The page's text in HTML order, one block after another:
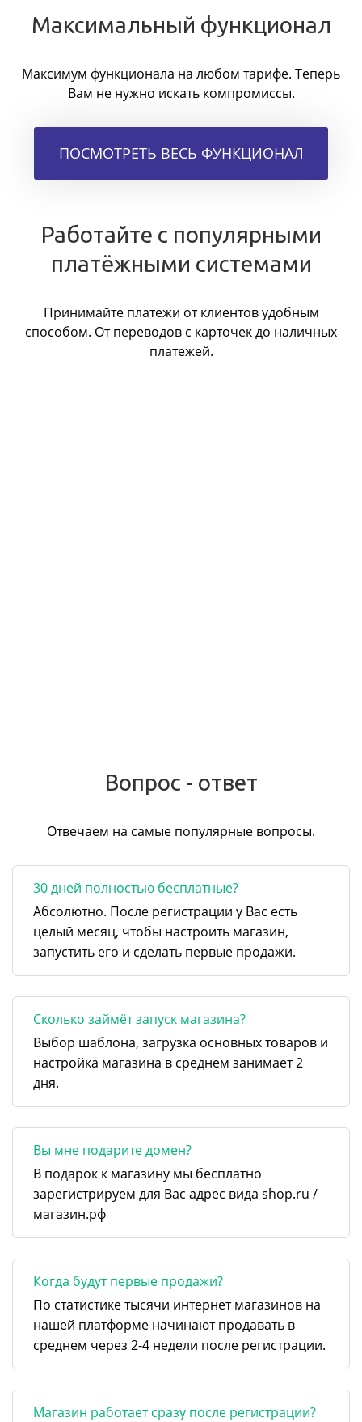
Максимальный функционал
Максимум функционала на любом тарифе. Теперь
Вам не нужно искать компромиссы.
ПОСМОТРЕТЬ ВЕСЬ ФУНКЦИОНАЛ
Работайте с популярными
платёжными системами
Принимайте платежи от клиентов удобным
способом. От переводов с карточек до наличных
платежей.
Вопрос - ответ
Отвечаем на самые популярные вопросы.
30 дней полностью бесплатные?
Абсолютно. После регистрации у Вас есть
целый месяц, чтобы настроить магазин,
запустить его и сделать первые продажи.
Сколько займёт запуск магазина?
Выбор шаблона, загрузка основных товаров и
настройка магазина в среднем занимает 2
дня.
Вы мне подарите домен?
В подарок к магазину мы бесплатно
зарегистрируем для Вас адрес вида shop.ru /
магазин.рф
Когда будут первые продажи?
По статистике тысячи интернет магазинов на
нашей платформе начинают продавать в
среднем через 2-4 недели после регистрации.
Магазин работает сразу после регистрации?